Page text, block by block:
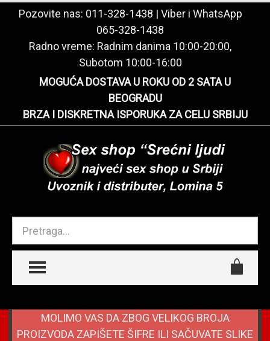
Pozovite nas: 011-328-1438 | Viber i WhatsApp
065-328-1438
Radno vreme: Radnim danima 10:00-20:00,
Subotom 10:00-16:00
MOGUĆA DOSTAVA U ROKU OD 2 SATA U
BEOGRADU
BRZA I DISKRETNA ISPORUKA ZA CELU SRBIJU
TOGGLE MENU
MOLIMO VAS DA ZBOG VELIKOG BROJA
PROIZVODA ZAPIŠETE ŠIFRE ILI SAČUVATE SLIKE